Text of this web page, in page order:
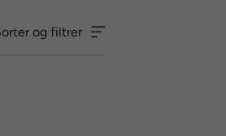
og filtrer